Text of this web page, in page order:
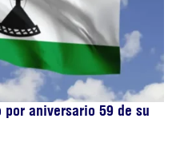
aniversario 59 de su